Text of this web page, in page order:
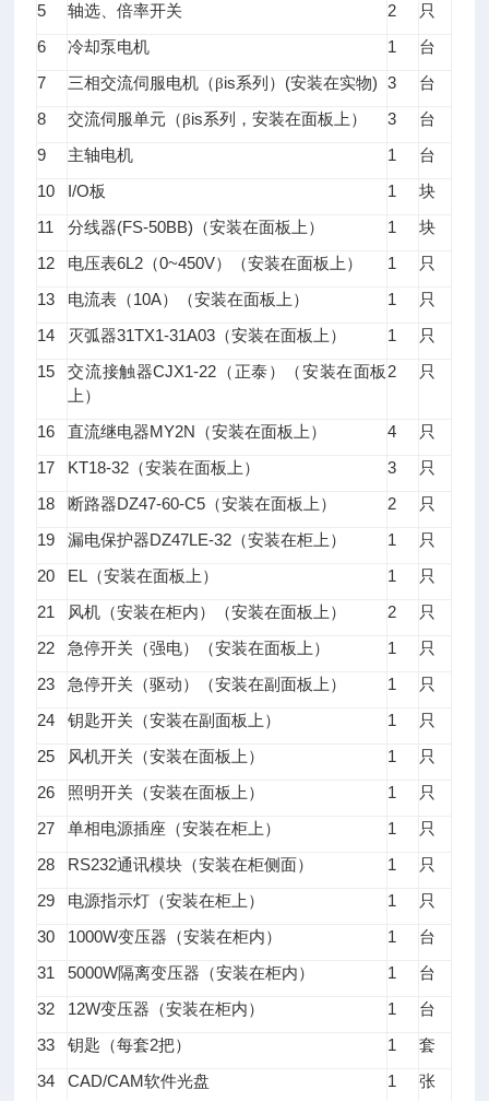
5 轴选、倍率开关 2 只
6 冷却泵电机 1 台
7 三相交流伺服电机（βis系列） (安装在实物) 3 台
8 交流伺服单元（βis系列，安装在面板上） 3 台
9 主轴电机 1 台
10 I/O板 1 块
11 分线器(FS-50BB) （安装在面板上） 1 块
12 电压表6L2 （0~450V）（安装在面板上） 1 只
13 电流表（10A）（安装在面板上） 1 只
14 灭弧器31TX1-31A03 （安装在面板上） 1 只
15 交流接触器CJX1-22 （正泰）（安装在面板
上）
2 只
16 直流继电器MY2N （安装在面板上） 4 只
17 KT18-32 （安装在面板上） 3 只
18 断路器DZ47-60-C5 （安装在面板上） 2 只
19 漏电保护器DZ47LE-32 （安装在柜上） 1 只
20 EL （安装在面板上） 1 只
21 风机（安装在柜内）（安装在面板上） 2 只
22 急停开关（强电）（安装在面板上） 1 只
23 急停开关（驱动）（安装在副面板上） 1 只
24 钥匙开关（安装在副面板上） 1 只
25 风机开关（安装在面板上） 1 只
26 照明开关（安装在面板上） 1 只
27 单相电源插座（安装在柜上） 1 只
28 RS232通讯模块（安装在柜侧面） 1 只
29 电源指示灯（安装在柜上） 1 只
30 1000W变压器（安装在柜内） 1 台
31 5000W隔离变压器（安装在柜内） 1 台
32 12W变压器（安装在柜内） 1 台
33 钥匙（每套2把） 1 套
34 CAD/CAM软件光盘 1 张